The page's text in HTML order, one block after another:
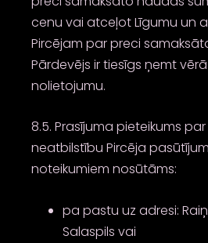
cenu vai atceļot Līgumu un
Pircējam par preci
Pārdevējs ir tiesīgs ņemt
nolietojumu.
8.5. Prasījuma pieteikums
neatbilstību Pircēja
noteikumiem nosūtāms:
pa pastu uz adresi:
Salaspils vai